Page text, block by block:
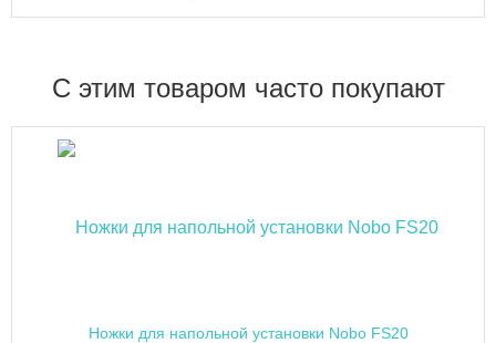
C этим товаром часто покупают
Ножки для напольной установки Nobo FS20